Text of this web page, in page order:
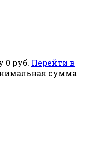
0 руб. Перейти в
сумма